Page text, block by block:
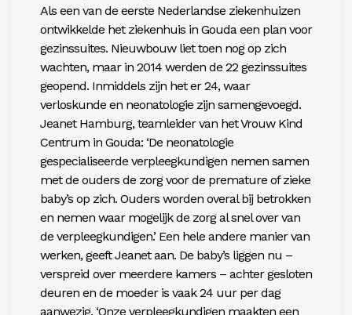
Als een van de eerste Nederlandse ziekenhuizen
ontwikkelde het ziekenhuis in Gouda een plan voor
gezinssuites. Nieuwbouw liet toen nog op zich
wachten, maar in 2014 werden de 22 gezinssuites
geopend. Inmiddels zijn het er 24, waar
verloskunde en neonatologie zijn samengevoegd.
Jeanet Hamburg, teamleider van het Vrouw Kind
Centrum in Gouda: ‘De neonatologie
gespecialiseerde verpleegkundigen nemen samen
met de ouders de zorg voor de premature of zieke
baby’s op zich. Ouders worden overal bij betrokken
en nemen waar mogelijk de zorg al snel over van
de verpleegkundigen.’ Een hele andere manier van
werken, geeft Jeanet aan. De baby’s liggen nu –
verspreid over meerdere kamers – achter gesloten
deuren en de moeder is vaak 24 uur per dag
aanwezig. ‘Onze verpleegkundigen maakten een